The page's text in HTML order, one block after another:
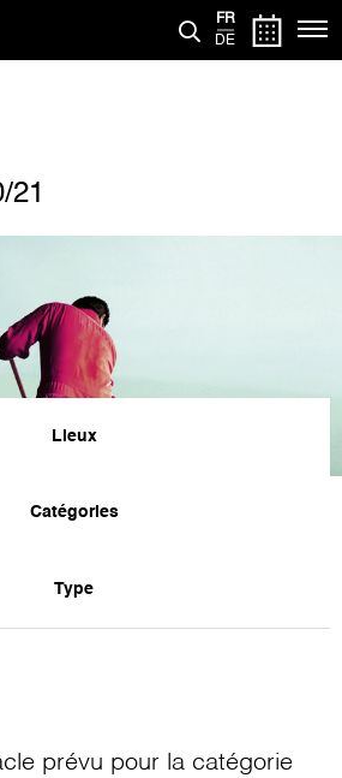
FR
DE
21
Lieux
Catégories
Type
prévu pour la catégorie